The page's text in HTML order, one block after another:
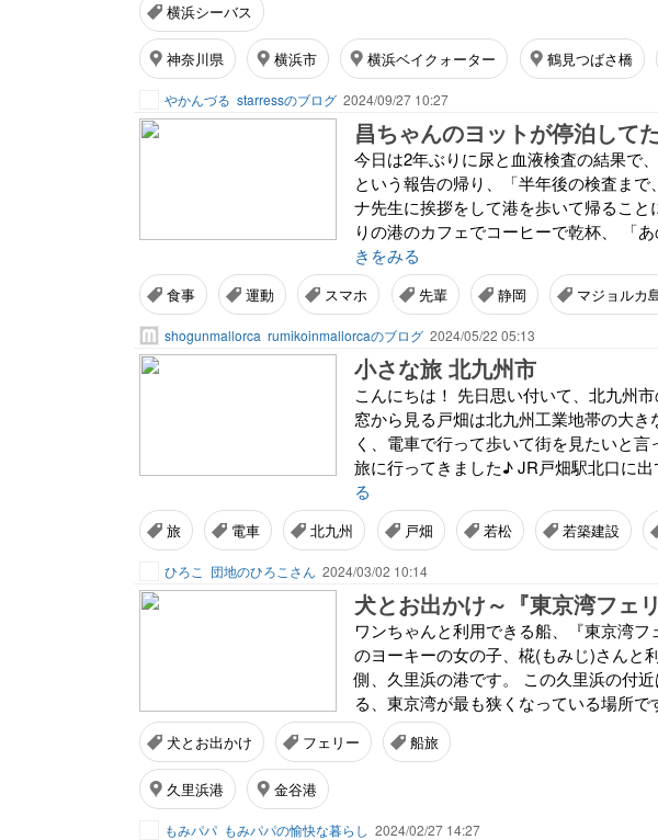
横浜シーバス
神奈川県 横浜市 横浜ベイクォーター 鶴見つばさ橋
やかんづる starressのブログ 2024/09/27 10:27
昌ちゃんのヨットが停泊して
今日は2年ぶりに尿と血液検査の結果で
という報告の帰り、「半年後の検査ま
ナ先生に挨拶をして港を歩いて帰るこ
りの港のカフェでコーヒーで乾杯、 「
きをみる
食事 運動 スマホ 先輩 静岡 マジョルカ
shogunmallorca rumikoinmallorcaのブログ 2024/05/22 05:13
小さな旅 北九州市
こんにちは！ 先日思い付いて、北九州
窓から見る戸畑は北九州工業地帯の大
く、電車で行って歩いて街を見たいと
旅に行ってきました♪ JR戸畑駅北口に
る
旅 電車 北九州 戸畑 若松 若築建設
ひろこ 団地のひろこさん 2024/03/02 10:14
犬とお出かけ～『東京湾フェ
ワンちゃんと利用できる船、『東京湾
のヨーキーの女の子、椛(もみじ)さんと
側、久里浜の港です。 この久里浜の付
る、東京湾が最も狭くなっている場所
犬とお出かけ フェリー 船旅
久里浜港 金谷港
もみパパ もみパパの愉快な暮らし 2024/02/27 14:27